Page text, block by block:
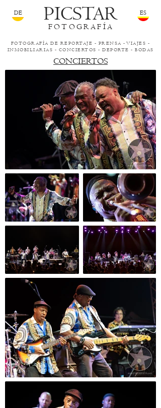
PICSTAR
FOTOGRAFÍA
DE ES
FOTOGRAFÍA DE REPORTAJE - PRENSA -VIAJES -
INMOBILIARIAS - CONCIERTOS - DEPORTE - BODAS
CONCIERTOS